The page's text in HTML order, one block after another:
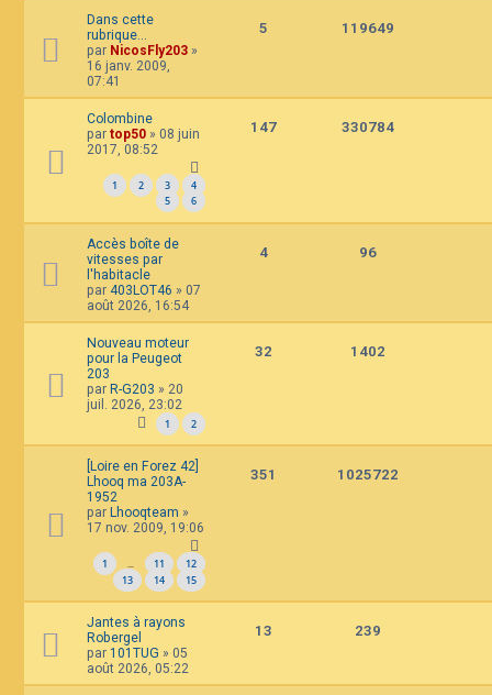
Dans cette
rubrique...
par NicosFly203 »
16 janv. 2009,
07:41
5 119649
Colombine
par top50 » 08 juin
2017, 08:52
1 2 3
4
5
6
147 330784
Accès boîte de
vitesses par
l'habitacle
par 403LOT46 » 07
août 2026, 16:54
4 96
Nouveau moteur
pour la Peugeot
203
par R-G203 » 20
juil. 2026, 23:02
1 2
32 1402
[Loire en Forez 42]
Lhooq ma 203A-
1952
par Lhooqteam »
17 nov. 2009, 19:06
1 … 11
12
13
14 15
351 1025722
Jantes à rayons
Robergel
par 101TUG » 05
août 2026, 05:22
13 239